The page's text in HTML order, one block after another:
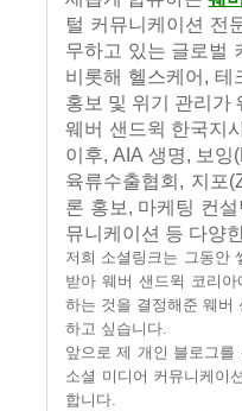
털 커뮤니케이션 전
무하고 있는 글로벌
비롯해 헬스케어,테
홍보 및 위기 관리가
웨버 샌드윅 한국지
이후, AIA 생명, 보잉
육류수출협회, 지포
론 홍보 , 마케팅 컨설
뮤니케이션 등 다양
저희 소셜링크는 그동안
받아 웨버 샌드윅 코리
하는 것을 결정해준 웨버
하고 싶습니다.
앞으로 제 개인 블로그를
소셜 미디어 커뮤니케이션
합니다.